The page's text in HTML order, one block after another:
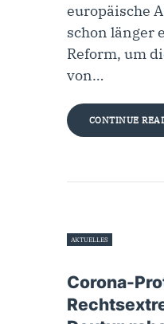
europäische
schon länger
Reform, um
von…
CONTINUE
AKTUELLES
Corona-